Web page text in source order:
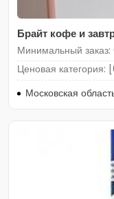
Брайт кофе и
Минимальный
Ценовая категория:
Московская